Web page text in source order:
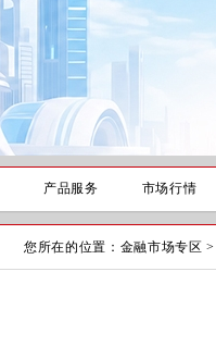
产品服务 市场行情
您所在的位置： 金融市场专区